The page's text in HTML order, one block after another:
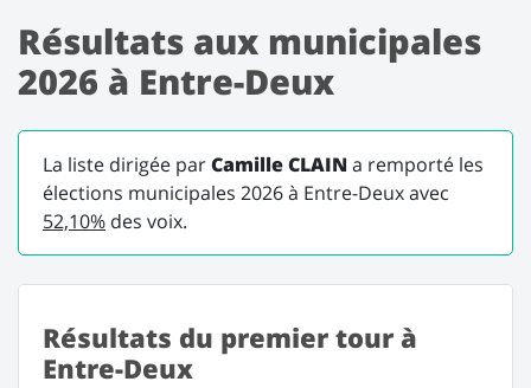
Résultats aux municipales
2026 à Entre-Deux
La liste dirigée parCamille CLAINa remporté les
élections municipales 2026 à Entre-Deux avec
52,10% des voix.
Résultats du premier tour à
Entre-Deux